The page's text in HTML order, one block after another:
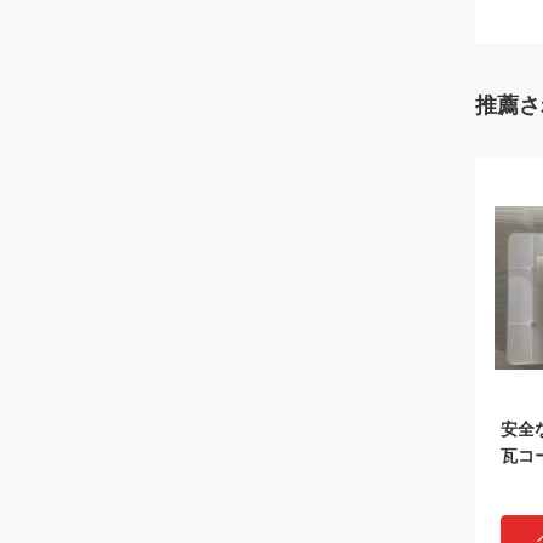
推薦
安全
瓦コ